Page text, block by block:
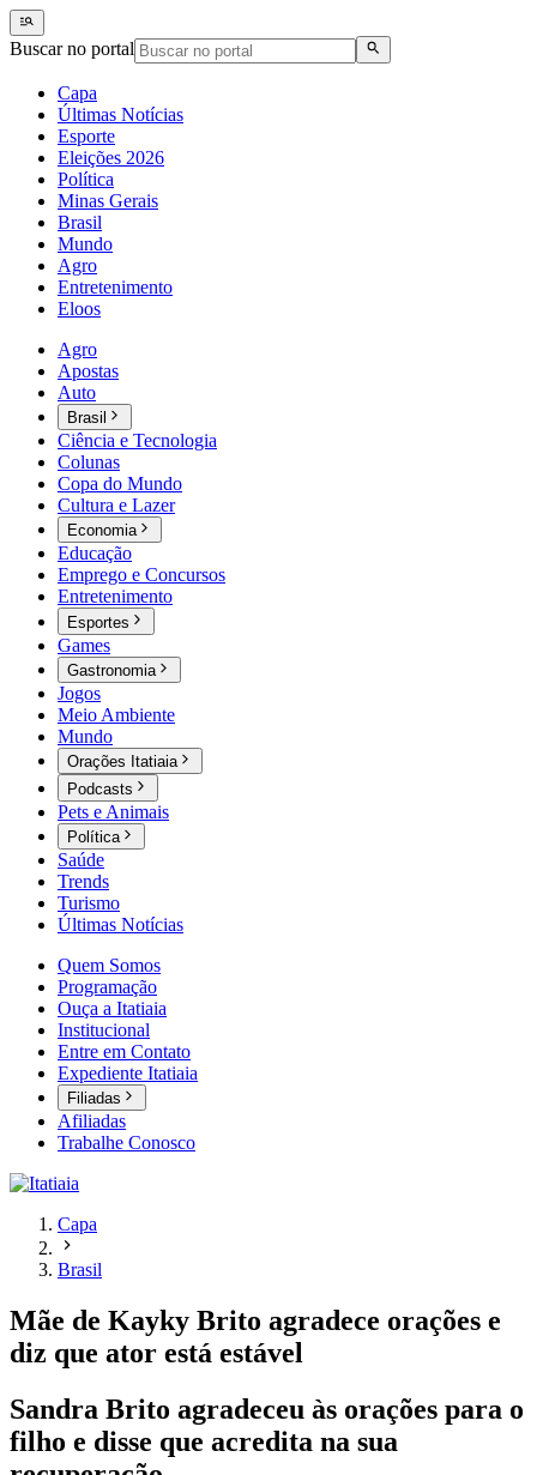
Buscar no portal
Capa
Últimas Notícias
Esporte
Eleições 2026
Política
Minas Gerais
Brasil
Mundo
Agro
Entretenimento
Eloos
Agro
Apostas
Auto
Brasil
Ciência e Tecnologia
Colunas
Copa do Mundo
Cultura e Lazer
Economia
Educação
Emprego e Concursos
Entretenimento
Esportes
Games
Gastronomia
Jogos
Meio Ambiente
Mundo
Orações Itatiaia
Podcasts
Pets e Animais
Política
Saúde
Trends
Turismo
Últimas Notícias
Quem Somos
Programação
Ouça a Itatiaia
Institucional
Entre em Contato
Expediente Itatiaia
Filiadas
Afiliadas
Trabalhe Conosco
Capa
Brasil
Mãe de Kayky Brito agradece orações e
diz que ator está estável
Sandra Brito agradeceu às orações para o
filho e disse que acredita na sua